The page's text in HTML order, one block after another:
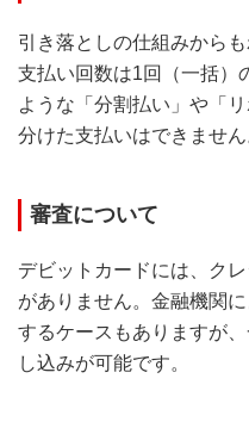
引き落としの仕組みから
支払い回数は1回（一括）
ような「分割払い」や「
分けた支払いはできません
審査について
デビットカードには、ク
がありません。金融機関
するケースもありますが
し込みが可能です。